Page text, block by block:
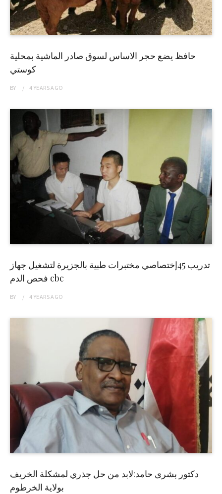
حافظ يضع حجر الاساس لسوق صادر الماشية بمحلية
كوستي
BY 4 YEARSAGO
تدريب 45إختصاصي مختبرات طبية بالجزيرة لتشغيل جهاز
فحص الدم cbc
BY 4 YEARSAGO
دكتور بشرى حامد:لابد من حل جذري لمشكلة الخريف
بولاية الخرطوم